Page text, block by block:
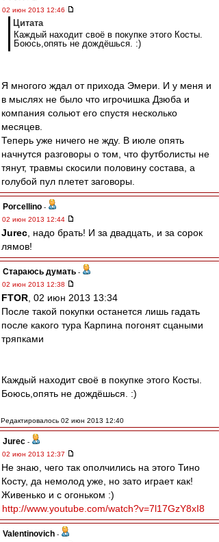
02 июн 2013 12:46
Цитата
Каждый находит своё в покупке этого Косты.
Боюсь,опять не дождёшься. :)
Я многого ждал от прихода Эмери. И у меня и
в мыслях не было что игрочишка Дзюба и
компания сольют его спустя несколько
месяцев.
Теперь уже ничего не жду. В июле опять
начнутся разговоры о том, что футболисты не
тянут, травмы скосили половину состава, а
голубой пул плетет заговоры.
Porcellino -
02 июн 2013 12:44
Jurec , надо брать! И за двадцать, и за сорок
лямов!
Стараюсь думать -
02 июн 2013 12:38
FTOR , 02 июн 2013 13:34
После такой покупки останется лишь гадать
после какого тура Карпина погонят сцаными
тряпками
Каждый находит своё в покупке этого Косты.
Боюсь,опять не дождёшься. :)
Редактировалось 02 июн 2013 12:40
Jurec -
02 июн 2013 12:37
Не знаю, чего так ополчились на этого Тино
Косту, да немолод уже, но зато играет как!
Живенько и с огоньком :)
http://www.youtube.com/watch?v=7l17GzY8xI8
Valentinovich -